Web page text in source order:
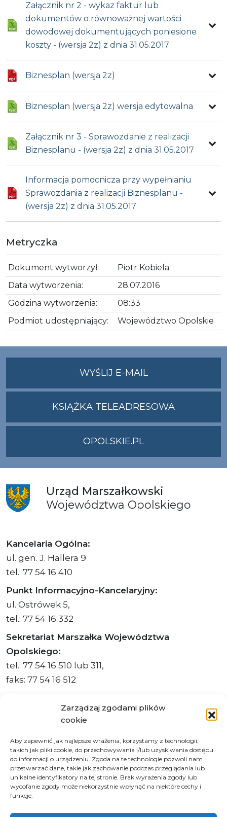
Zarządzaj zgodami plików
cookie
Aby zapewnić jak najlepsze wrażenia, korzystamy z technologii,
takich jak pliki cookie, do przechowywania i/lub uzyskiwania dostępu
do informacji o urządzeniu. Zgoda na te technologie pozwoli nam
przetwarzać dane, takie jak zachowanie podczas przeglądania lub
unikalne identyfikatory na tej stronie. Brak wyrażenia zgody lub
wycofanie zgody może niekorzystnie wpłynąć na niektóre cechy i
funkcje.
Załącznik nr 2 - wykaz faktur lub
dokumentów o równoważnej wartości
dowodowej dokumentujących poniesione
koszty - (wersja 2z) z dnia 31.05.2017
Biznesplan (wersja 2z)
Biznesplan (wersja 2z) wersja edytowalna
Załącznik nr 3 - Sprawozdanie z realizacji
Biznesplanu - (wersja 2z) z dnia 31.05.2017
Informacja pomocnicza przy wypełnianiu
Sprawozdania z realizacji Biznesplanu -
(wersja 2z) z dnia 31.05.2017
Metryczka
Dokument wytworzył:
Piotr Kobiela
Data wytworzenia:
28.07.2016
Godzina wytworzenia:
08:33
Podmiot udostępniający:
Województwo Opolskie
WYŚLIJ E-MAILNA
ADRES
KSIĄŻKA TELEADRESOWA
OPOLSKIE.PL
Urząd Marszałkowski
Województwa Opolskiego
Kancelaria Ogólna:
ul. gen. J. Hallera 9
tel.: 77 54 16 410
Punkt Informacyjno-Kancelaryjny:
ul. Ostrówek 5,
tel.: 77 54 16 332
Sekretariat Marszałka Województwa
Opolskiego:
tel.: 77 54 16 510 lub 311,
faks: 77 54 16 512
Adres do e-Doręczeń
Urzędu: AE:PL-66703-73759-IGTUV-14
Polityka prywatności
Klauzula informacyjna RODO